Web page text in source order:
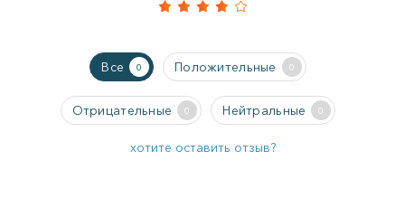
Все 0 Положительные 0
Отрицательные 0 Нейтральные 0
хотите оставить отзыв?